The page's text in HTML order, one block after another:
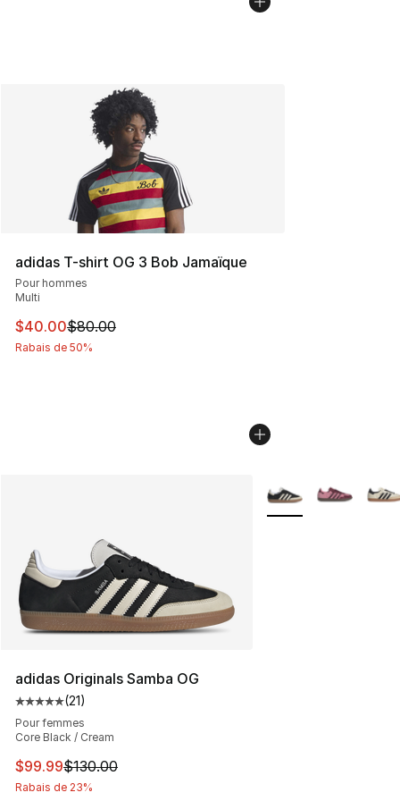
adidas T-shirt OG 3 Bob Jamaïque
Pour hommes
Multi
Cet article est en solde. Le prix est passé de $80.00 à
$40.00$80.00
Rabais de 50%
adidas Originals Samba OG
Cote moyenne du client - [5 sur 5 étoiles], 21
(21)
Pour femmes
Core Black / Cream
Cet article est en solde. Le prix est passé de $130.00 à
$99.99$130.00
Rabais de 23%
Plus de couleurs